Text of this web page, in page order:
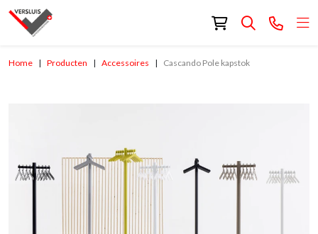
Home Producten Accessoires Cascando Pole kapstok